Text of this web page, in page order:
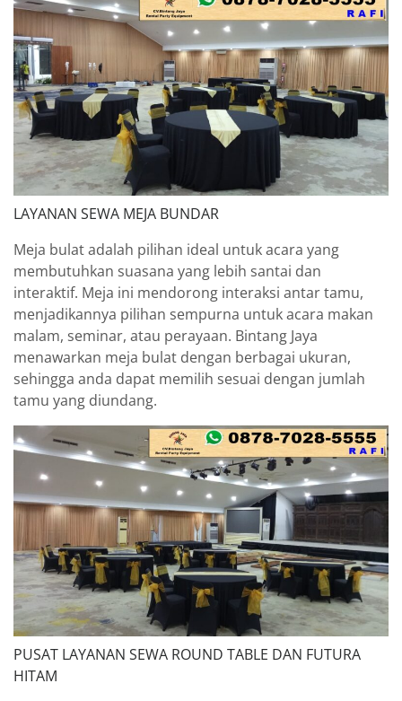
LAYANAN SEWA MEJA BUNDAR
Meja bulat adalah pilihan ideal untuk acara yang
membutuhkan suasana yang lebih santai dan
interaktif. Meja ini mendorong interaksi antar tamu,
menjadikannya pilihan sempurna untuk acara makan
malam, seminar, atau perayaan. Bintang Jaya
menawarkan meja bulat dengan berbagai ukuran,
sehingga anda dapat memilih sesuai dengan jumlah
tamu yang diundang.
PUSAT LAYANAN SEWA ROUND TABLE DAN FUTURA
HITAM